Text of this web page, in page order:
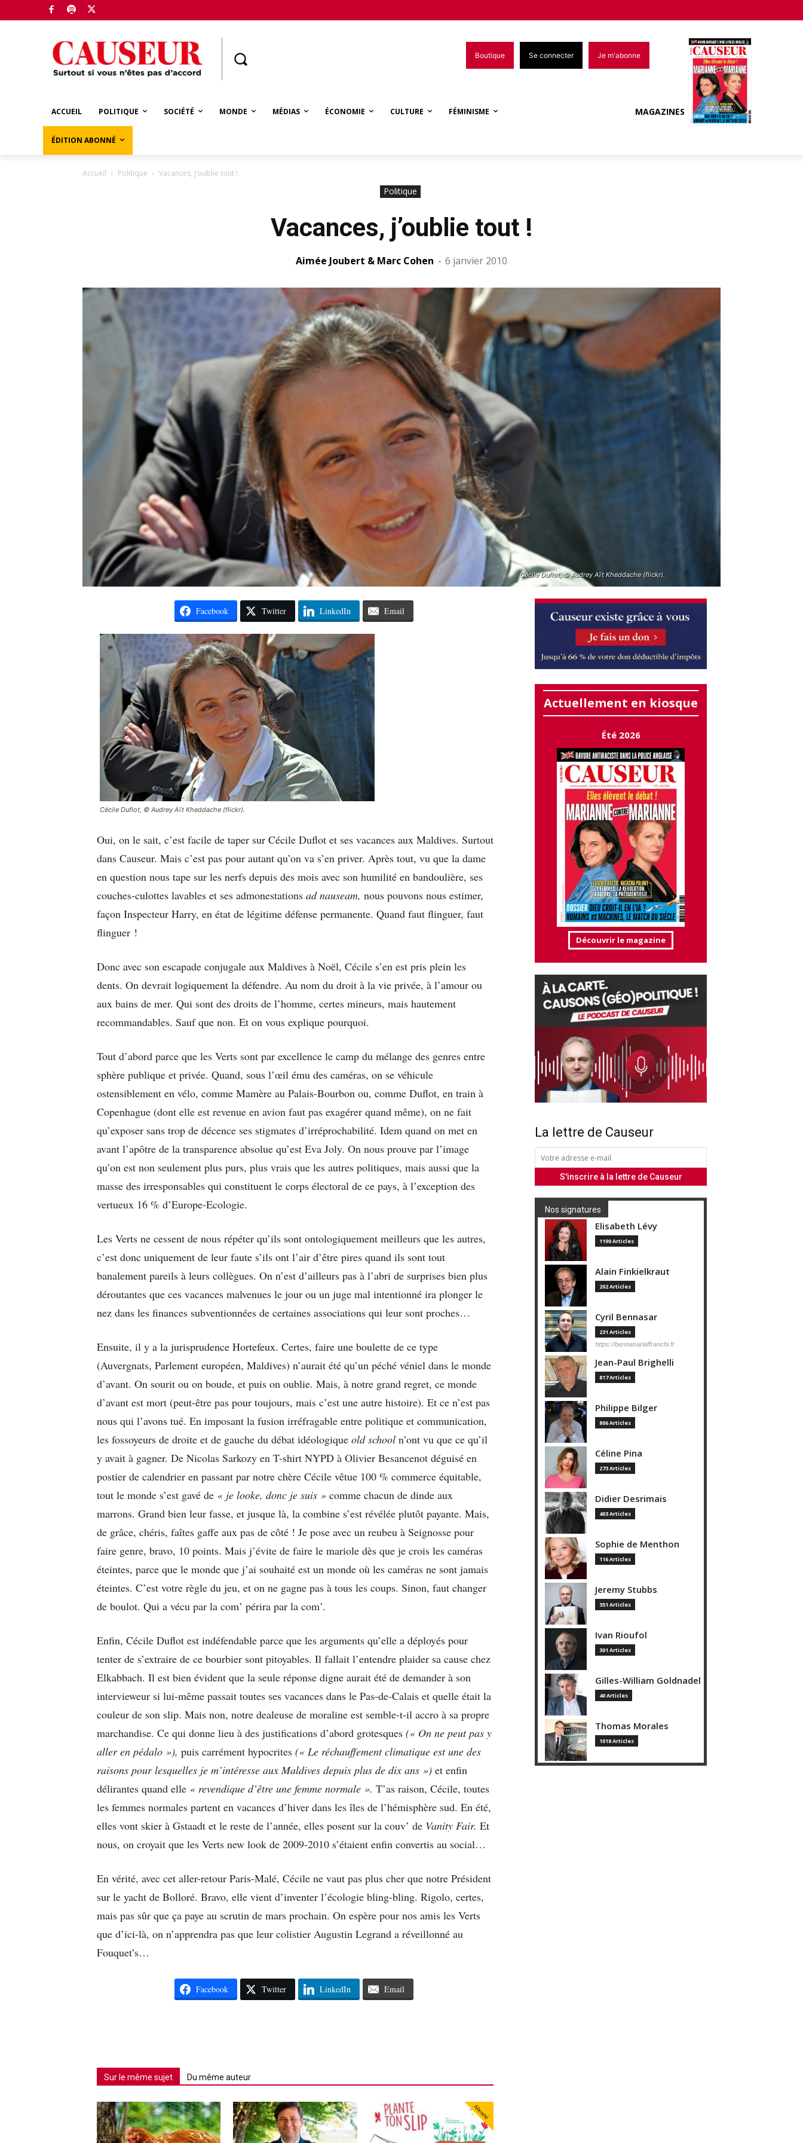
Boutique Se connecter Je m'abonne
ACCUEIL POLITIQUE SOCIÉTÉ MONDE MÉDIAS ÉCONOMIE CULTURE FÉMINISME
ÉDITION ABONNÉ
MAGAZINES
Accueil Politique Vacances, j’oublie tout !
Politique
Vacances, j’oublie tout !
Aimée Joubert & Marc Cohen - 6 janvier 2010
Cécile Duflot, © Audrey Aït Kheddache (flickr).
Facebook Twitter LinkedIn Email
Cécile Duflot, © Audrey Aït Kheddache (flickr).
Oui, on le sait, c’est facile de taper sur Cécile Duflot et ses vacances aux Maldives. Surtout
dans Causeur. Mais c’est pas pour autant qu’on va s’en priver. Après tout, vu que la dame
en question nous tape sur les nerfs depuis des mois avec son humilité en bandoulière, ses
couches-culottes lavables et ses admonestations ad nauseam, nous pouvons nous estimer,
façon Inspecteur Harry, en état de légitime défense permanente. Quand faut flinguer, faut
flinguer !
Donc avec son escapade conjugale aux Maldives à Noël, Cécile s’en est pris plein les
dents. On devrait logiquement la défendre. Au nom du droit à la vie privée, à l’amour ou
aux bains de mer. Qui sont des droits de l’homme, certes mineurs, mais hautement
recommandables. Sauf que non. Et on vous explique pourquoi.
Tout d’abord parce que les Verts sont par excellence le camp du mélange des genres entre
sphère publique et privée. Quand, sous l’œil ému des caméras, on se véhicule
ostensiblement en vélo, comme Mamère au Palais-Bourbon ou, comme Duflot, en train à
Copenhague (dont elle est revenue en avion faut pas exagérer quand même), on ne fait
qu’exposer sans trop de décence ses stigmates d’irréprochabilité. Idem quand on met en
avant l’apôtre de la transparence absolue qu’est Eva Joly. On nous prouve par l’image
qu’on est non seulement plus purs, plus vrais que les autres politiques, mais aussi que la
masse des irresponsables qui constituent le corps électoral de ce pays, à l’exception des
vertueux 16 % d’Europe-Ecologie.
Les Verts ne cessent de nous répéter qu’ils sont ontologiquement meilleurs que les autres,
c’est donc uniquement de leur faute s’ils ont l’air d’être pires quand ils sont tout
banalement pareils à leurs collègues. On n’est d’ailleurs pas à l’abri de surprises bien plus
déroutantes que ces vacances malvenues le jour ou un juge mal intentionné ira plonger le
nez dans les finances subventionnées de certaines associations qui leur sont proches…
Ensuite, il y a la jurisprudence Hortefeux. Certes, faire une boulette de ce type
(Auvergnats, Parlement européen, Maldives) n’aurait été qu’un péché véniel dans le monde
d’avant. On sourit ou on boude, et puis on oublie. Mais, à notre grand regret, ce monde
d’avant est mort (peut-être pas pour toujours, mais c’est une autre histoire). Et ce n’est pas
nous qui l’avons tué. En imposant la fusion irréfragable entre politique et communication,
les fossoyeurs de droite et de gauche du débat idéologique old school n’ont vu que ce qu’il
y avait à gagner. De Nicolas Sarkozy en T-shirt NYPD à Olivier Besancenot déguisé en
postier de calendrier en passant par notre chère Cécile vêtue 100 % commerce équitable,
tout le monde s’est gavé de « je looke, donc je suis » comme chacun de dinde aux
marrons. Grand bien leur fasse, et jusque là, la combine s’est révélée plutôt payante. Mais,
de grâce, chéris, faîtes gaffe aux pas de côté ! Je pose avec un reubeu à Seignosse pour
faire genre, bravo, 10 points. Mais j’évite de faire le mariole dès que je crois les caméras
éteintes, parce que le monde que j’ai souhaité est un monde où les caméras ne sont jamais
éteintes. C’est votre règle du jeu, et on ne gagne pas à tous les coups. Sinon, faut changer
de boulot. Qui a vécu par la com’ périra par la com’.
Enfin, Cécile Duflot est indéfendable parce que les arguments qu’elle a déployés pour
tenter de s’extraire de ce bourbier sont pitoyables. Il fallait l’entendre plaider sa cause chez
Elkabbach. Il est bien évident que la seule réponse digne aurait été de demander à son
intervieweur si lui-même passait toutes ses vacances dans le Pas-de-Calais et quelle était la
couleur de son slip. Mais non, notre dealeuse de moraline est semble-t-il accro à sa propre
marchandise. Ce qui donne lieu à des justifications d’abord grotesques (« On ne peut pas y
aller en pédalo »), puis carrément hypocrites (« Le réchauffement climatique est une des
raisons pour lesquelles je m’intéresse aux Maldives depuis plus de dix ans ») et enfin
délirantes quand elle « revendique d’être une femme normale ». T’as raison, Cécile, toutes
les femmes normales partent en vacances d’hiver dans les îles de l’hémisphère sud. En été,
elles vont skier à Gstaadt et le reste de l’année, elles posent sur la couv’ de Vanity Fair. Et
nous, on croyait que les Verts new look de 2009-2010 s’étaient enfin convertis au social…
En vérité, avec cet aller-retour Paris-Malé, Cécile ne vaut pas plus cher que notre Président
sur le yacht de Bolloré. Bravo, elle vient d’inventer l’écologie bling-bling. Rigolo, certes,
mais pas sûr que ça paye au scrutin de mars prochain. On espère pour nos amis les Verts
que d’ici-là, on n’apprendra pas que leur colistier Augustin Legrand a réveillonné au
Fouquet’s…
Facebook Twitter LinkedIn Email
Sur le même sujet Du même auteur
Abonné
Actuellement en kiosque
Été 2026
Découvrir le magazine
La lettre de Causeur
Nos signatures
Elisabeth Lévy
1190 Articles
Alain Finkielkraut
202 Articles
Cyril Bennasar
231 Articles
https://bennasarlaffranchi.fr
Jean-Paul Brighelli
817 Articles
Philippe Bilger
806 Articles
Céline Pina
273 Articles
Didier Desrimais
403 Articles
Sophie de Menthon
116 Articles
Jeremy Stubbs
351 Articles
Ivan Rioufol
301 Articles
Gilles-William Goldnadel
40 Articles
Thomas Morales
1018 Articles